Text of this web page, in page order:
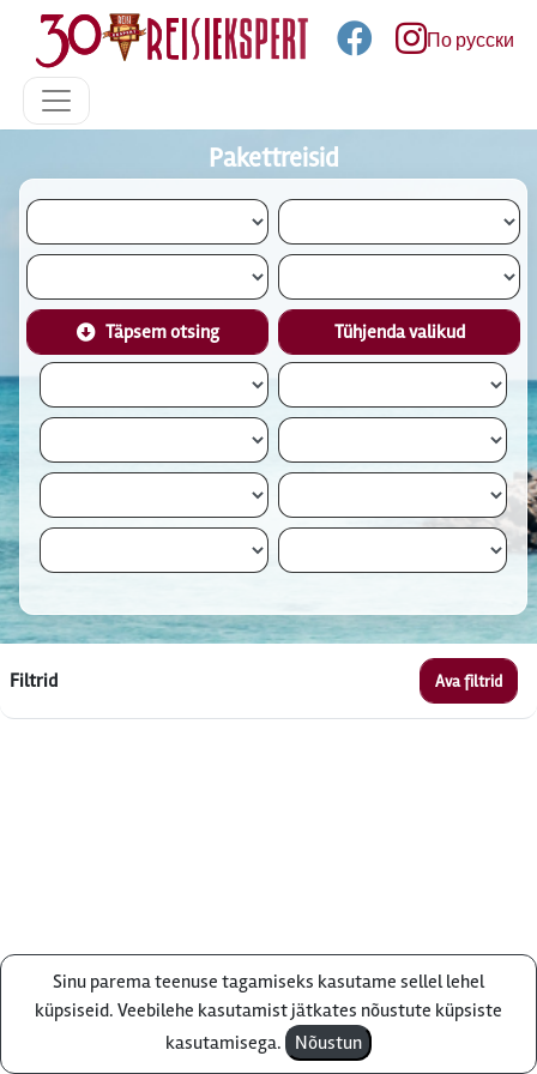
По русски
Pakettreisid
Täpsem otsing Tühjenda valikud
Filtrid Ava filtrid
Küsi pakkumist
Sinu parema teenuse tagamiseks kasutame sellel lehel
küpsiseid. Veebilehe kasutamist jätkates nõustute küpsiste
kasutamisega.
Nõustun